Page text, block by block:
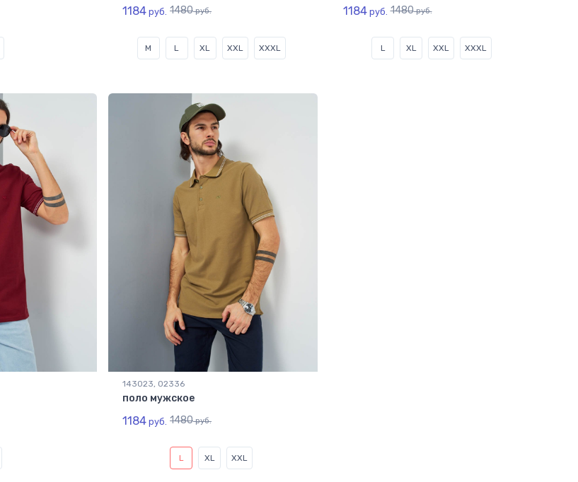
1184 руб. 1480руб.
M L XL XXL XXXL
1184руб. 1480руб.
L XL XXL XXXL
143023, 02336
поло мужское
1184 руб. 1480руб.
L XL XXL